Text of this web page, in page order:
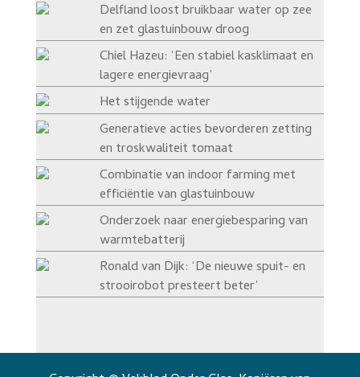
Delfland loost bruikbaar water op zee
en zet glastuinbouw droog
Chiel Hazeu: ‘Een stabiel kasklimaat en
lagere energievraag’
Het stijgende water
Generatieve acties bevorderen zetting
en troskwaliteit tomaat
Combinatie van indoor farming met
efficiëntie van glastuinbouw
Onderzoek naar energiebesparing van
warmtebatterij
Ronald van Dijk: ‘De nieuwe spuit- en
strooirobot presteert beter’